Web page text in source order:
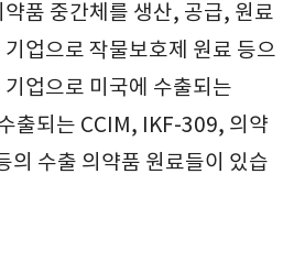
품 중간체를 생산, 공급, 원료
업으로 작물보호제 원료 등으
업으로 미국에 수출되는
출되는 CCIM, IKF-309, 의약
의 수출 의약품 원료들이 있습